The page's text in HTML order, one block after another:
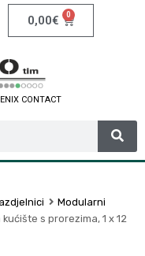
0,00€ 0
ENIX CONTACT
Modularni
s prorezima, 1 x 12